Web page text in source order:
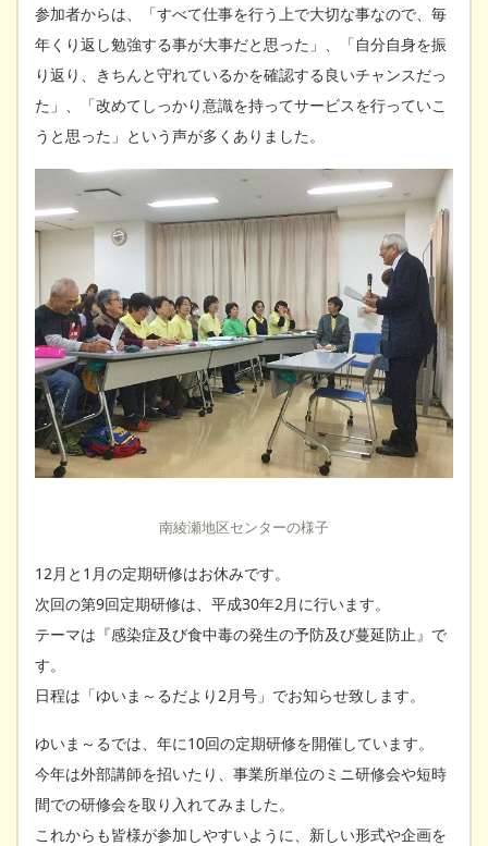
参加者からは、「すべて仕事を行う上で大切な事なので、毎
年くり返し勉強する事が大事だと思った」、「自分自身を振
り返り、きちんと守れているかを確認する良いチャンスだっ
た」、「改めてしっかり意識を持ってサービスを行っていこ
うと思った」という声が多くありました。
南綾瀬地区センターの様子
12月と1月の定期研修はお休みです。
次回の第9回定期研修は、平成30年2月に行います。
テーマは『感染症及び食中毒の発生の予防及び蔓延防止』で
す。
日程は「ゆいま～るだより2月号」でお知らせ致します。
ゆいま～るでは、年に10回の定期研修を開催しています。
今年は外部講師を招いたり、事業所単位のミニ研修会や短時
間での研修会を取り入れてみました。
これからも皆様が参加しやすいように、新しい形式や企画を